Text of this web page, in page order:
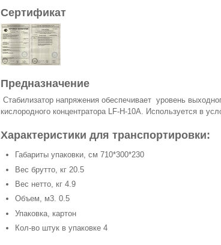
Сертификат
Предназначение
Стабилизатор напряжения обеспечивает уровень
кислородного концентратора LF-H-10A. Используется в
Характеристики для транспортировки:
Габариты упаковки, см 710*300*230
Вес брутто, кг 20.5
Вес нетто, кг 4.9
Объем, м3. 0.5
Упаковка, картон
Кол-во штук в упаковке 4